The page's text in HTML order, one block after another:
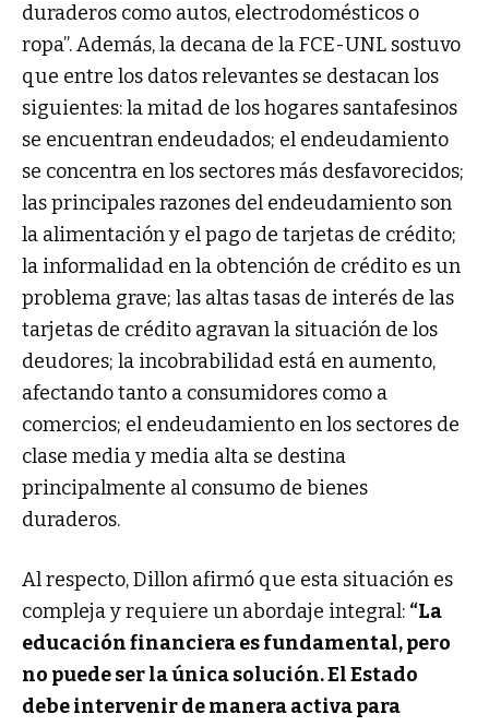
duraderos como autos, electrodomésticos o
ropa”. Además, la decana de la FCE-UNL sostuvo
que entre los datos relevantes se destacan los
siguientes: la mitad de los hogares santafesinos
se encuentran endeudados; el endeudamiento
se concentra en los sectores más desfavorecidos;
las principales razones del endeudamiento son
la alimentación y el pago de tarjetas de crédito;
la informalidad en la obtención de crédito es un
problema grave; las altas tasas de interés de las
tarjetas de crédito agravan la situación de los
deudores; la incobrabilidad está en aumento,
afectando tanto a consumidores como a
comercios; el endeudamiento en los sectores de
clase media y media alta se destina
principalmente al consumo de bienes
duraderos.
Al respecto, Dillon afirmó que esta situación es
compleja y requiere un abordaje integral: “La
educación financiera es fundamental, pero
no puede ser la única solución. El Estado
debe intervenir de manera activa para